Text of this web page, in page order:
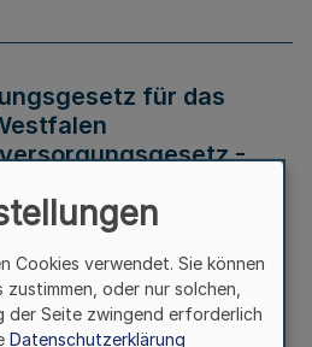
für das
-
Cookies verwendet. Sie können
oder nur solchen,
der Seite zwingend erforderlich
Datenschutzerklärung